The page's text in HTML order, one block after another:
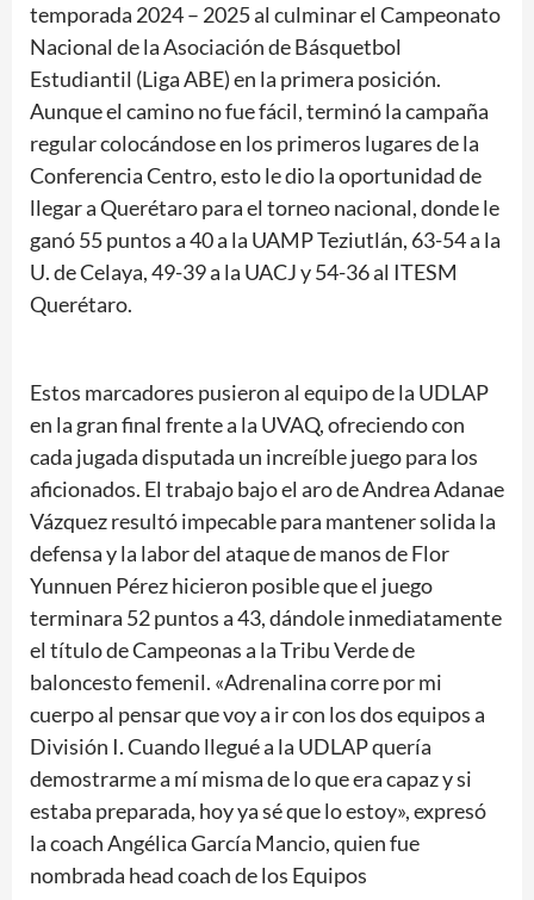
temporada 2024 – 2025 al culminar el Campeonato
Nacional de la Asociación de Básquetbol
Estudiantil (Liga ABE) en la primera posición.
Aunque el camino no fue fácil, terminó la campaña
regular colocándose en los primeros lugares de la
Conferencia Centro, esto le dio la oportunidad de
llegar a Querétaro para el torneo nacional, donde le
ganó 55 puntos a 40 a la UAMP Teziutlán, 63-54 a la
U. de Celaya, 49-39 a la UACJ y 54-36 al ITESM
Querétaro.
Estos marcadores pusieron al equipo de la UDLAP
en la gran final frente a la UVAQ, ofreciendo con
cada jugada disputada un increíble juego para los
aficionados. El trabajo bajo el aro de Andrea Adanae
Vázquez resultó impecable para mantener solida la
defensa y la labor del ataque de manos de Flor
Yunnuen Pérez hicieron posible que el juego
terminara 52 puntos a 43, dándole inmediatamente
el título de Campeonas a la Tribu Verde de
baloncesto femenil. «Adrenalina corre por mi
cuerpo al pensar que voy a ir con los dos equipos a
División I. Cuando llegué a la UDLAP quería
demostrarme a mí misma de lo que era capaz y si
estaba preparada, hoy ya sé que lo estoy», expresó
la coach Angélica García Mancio, quien fue
nombrada head coach de los Equipos